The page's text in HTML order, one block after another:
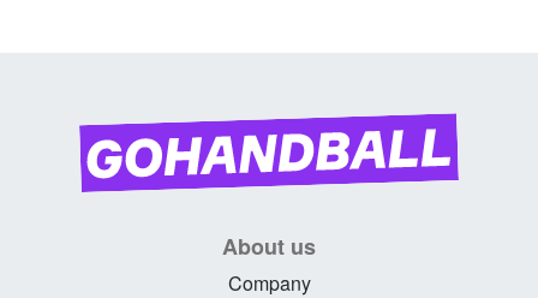
About us
Company